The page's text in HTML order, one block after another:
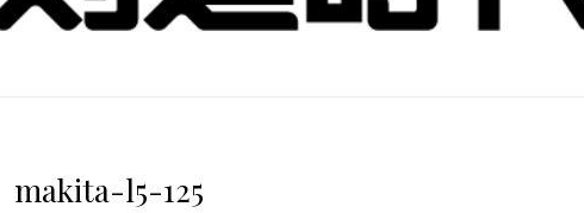
makita-l5-125